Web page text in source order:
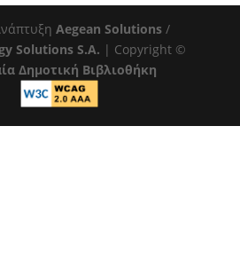
Aegean Solutions /
Solutions S.A. | Copyright ©
Δημοτική Βιβλιοθήκη